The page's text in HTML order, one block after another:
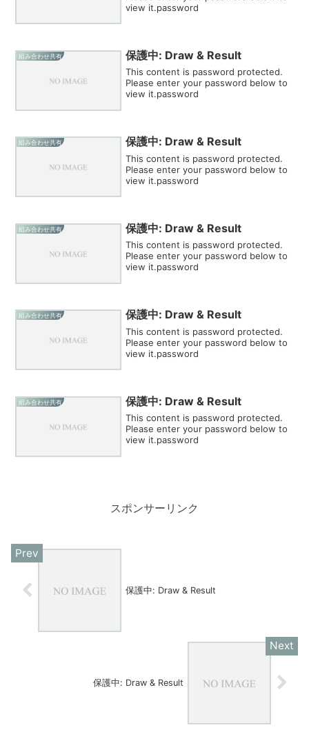
view it.password
組み合わせ共有 保護中: Draw & Result
This content is password protected.
Please enter your password below to
view it.password
組み合わせ共有 保護中: Draw & Result
This content is password protected.
Please enter your password below to
view it.password
組み合わせ共有 保護中: Draw & Result
This content is password protected.
Please enter your password below to
view it.password
組み合わせ共有 保護中: Draw & Result
This content is password protected.
Please enter your password below to
view it.password
組み合わせ共有 保護中: Draw & Result
This content is password protected.
Please enter your password below to
view it.password
スポンサーリンク
保護中: Draw & Result
保護中: Draw & Result